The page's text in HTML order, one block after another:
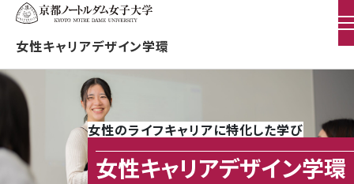
女性キャリアデザイン学環
女性のライフキャリアに特化した学び
女性キャリアデザイン学環